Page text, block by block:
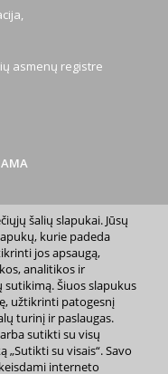
asmenų registre
ir platinti
sutikimo draudžiama.
šalių slapukai. Jūsų
kurie padeda
jos apsaugą,
analitikos ir
Šiuos slapukus
užtikrinti patogesnį
turinį ir paslaugas.
sutikti su visų
su visais“. Savo
interneto